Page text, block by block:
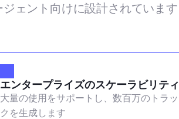
ェント向けに設計されています
エンタープライズのスケーラビリティ
大量の使用をサポートし、数百万のトラッ
クを生成します